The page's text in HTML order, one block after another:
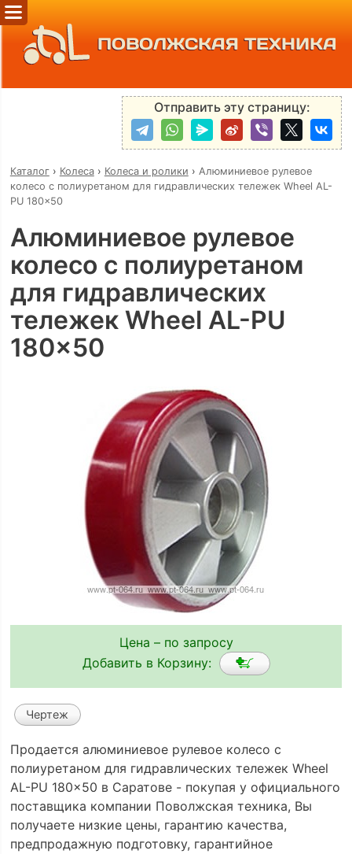
ПОВОЛЖСКАЯ ТЕХНИКА
Отправить эту страницу:
Каталог› Колеса› Колеса и ролики › Алюминиевое рулевое
колесо с полиуретаном для гидравлических тележек Wheel AL-
PU 180x50
Алюминиевое рулевое
колесо с полиуретаном
для гидравлических
тележек Wheel AL-PU
180x50
Цена – по запросу
Добавить в Корзину:
Чертеж
Продается алюминиевое рулевое колесо с
полиуретаном для гидравлических тележек Wheel
AL-PU 180x50 в Саратове - покупая у официального
поставщика компании Поволжская техника, Вы
получаете низкие цены, гарантию качества,
предпродажную подготовку, гарантийное